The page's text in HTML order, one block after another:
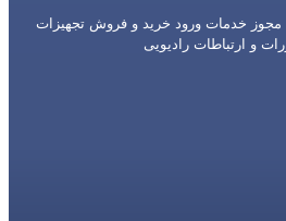
مجوز خدمات ورود خرید و فروش تجهیزات
و ارتباطات رادیویی